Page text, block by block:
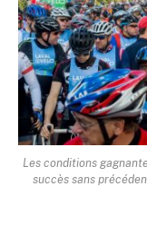
Les conditions
succès sans